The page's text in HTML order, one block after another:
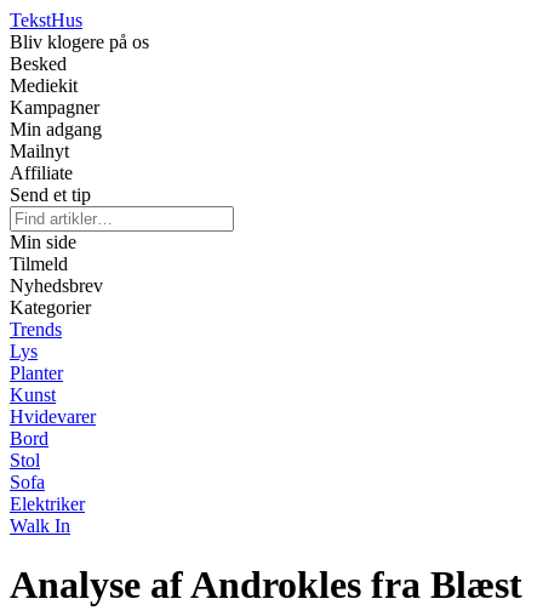
TekstHus
Bliv klogere på os
Besked
Mediekit
Kampagner
Min adgang
Mailnyt
Affiliate
Send et tip
Min side
Tilmeld
Nyhedsbrev
Kategorier
Trends
Lys
Planter
Kunst
Hvidevarer
Bord
Stol
Sofa
Elektriker
Walk In
Analyse af Androkles fra Blæst